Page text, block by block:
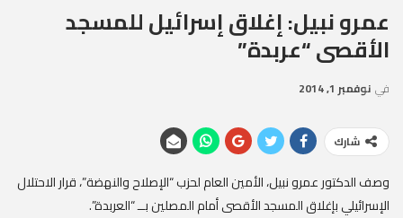
عمرو نبيل: إغلاق إسرائيل للمسجد
الأقصى “عربدة”
في نوفمبر 1, 2014
شارك
وصف الدكتور عمرو نبيل، الأمين العام لحزب “الإصلاح والنهضة”، قرار الاحتلال
الإسرائيلي بإغلاق المسجد الأقصى أمام المصلين بــ “العربدة”.